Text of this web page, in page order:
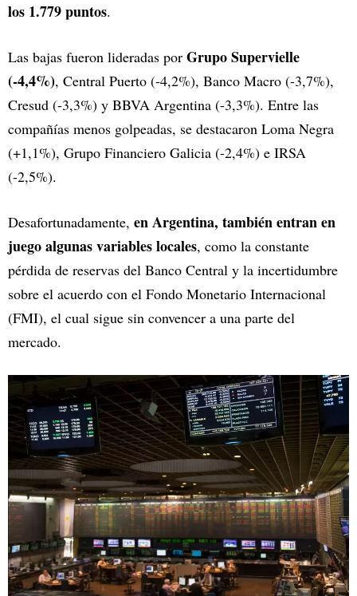
los 1.779 puntos.
Las bajas fueron lideradas por Grupo Supervielle
(-4,4%), Central Puerto (-4,2%), Banco Macro (-3,7%),
Cresud (-3,3%) y BBVA Argentina (-3,3%). Entre las
compañías menos golpeadas, se destacaron Loma Negra
(+1,1%), Grupo Financiero Galicia (-2,4%) e IRSA
(-2,5%).
Desafortunadamente, en Argentina, también entran en
juego algunas variables locales, como la constante
pérdida de reservas del Banco Central y la incertidumbre
sobre el acuerdo con el Fondo Monetario Internacional
(FMI), el cual sigue sin convencer a una parte del
mercado.